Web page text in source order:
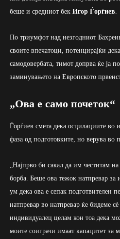
беше и средниот бек Игор Ѓорѓиев.
По триумфот над незгодниот
своите впечатоци, потенцирајќи
самодовербата, тимот допрва ќе ја
заминувањето на Европското
„Ова е само почеток“
Ѓорѓиев смета дека осцилациите во
фаза од подготовките, но верува во
„Најпрво би сакал да им честитам
борба. Беше ова тежок натпревар
ум дека ова е сепак подготвителен
натпревар во натпревар ќе бидеме
индивидуалец целам кон тоа дека
моите соиграчи имаат капацитет за